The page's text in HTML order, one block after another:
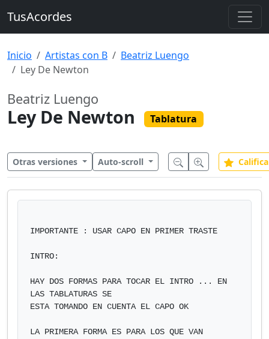
TusAcordes
Inicio Artistas con B
Beatriz Luengo
Ley De Newton
Beatriz Luengo
Ley De Newton Tablatura
Otras versiones Auto-scroll
IMPORTANTE : USAR CAPO EN PRIMER TRASTE
INTRO:
HAY DOS FORMAS PARA TOCAR EL INTRO ... EN
LAS TABLATURAS SE
ESTA TOMANDO EN CUENTA EL CAPO OK
LA PRIMERA FORMA ES PARA LOS QUE VAN